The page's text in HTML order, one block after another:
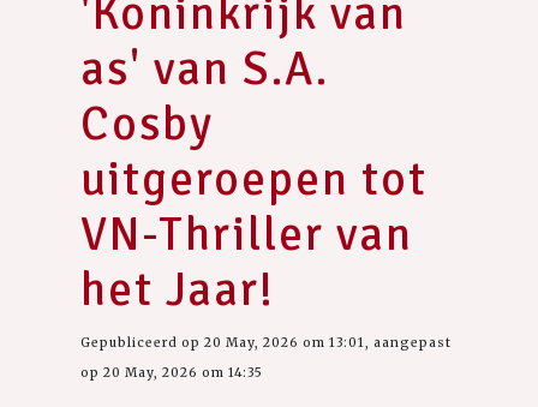
'Koninkrijk van
as' van S.A.
Cosby
uitgeroepen tot
VN-Thriller van
het Jaar!
Gepubliceerd op 20 May, 2026 om 13:01, aangepast
op 20 May, 2026 om 14:35